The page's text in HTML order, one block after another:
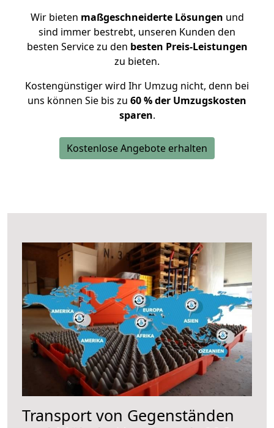
Wir bieten maßgeschneiderte Lösungen und
sind immer bestrebt, unseren Kunden den
besten Service zu den besten Preis-Leistungen
zu bieten.
Kostengünstiger wird Ihr Umzug nicht, denn bei
uns können Sie bis zu 60 % der Umzugskosten
sparen.
Kostenlose Angebote erhalten
Transport von Gegenständen